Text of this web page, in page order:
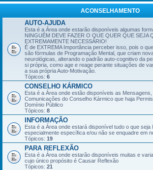
ACONSELHAMENTO
AUTO-AJUDA
Esta é a Área onde estarão disponíveis algumas
NINGUÉM DEVE FAZER O QUE QUER QUE SEJA
EXTREMAMENTE NECESSÁRIO!
É de EXTREMA Importância perceber isso, pois o
são fórmulas de Programação Mental, que criam
neurológicas, alterando o padrão auto-cognitivo da
si própria, como age e reage perante situações de
a sua própria Auto-Motivação.
Tópicos: 6
CONSELHO KÁRMICO
Esta é a Área onde estão disponíveis as
Comunicações do Conselho Kármico que haja
Domínio Público
Tópicos: 8
INFORMAÇÃO
Esta é a Área onde estará disponível tudo o que seja
especialmente específica e/ou não se enquadre em
Tópicos: 19
PARA REFLEXÃO
Esta é a Área onde estarão disponíveis muitas e
cujo único propósito é Causar Reflexão
Tópicos: 21